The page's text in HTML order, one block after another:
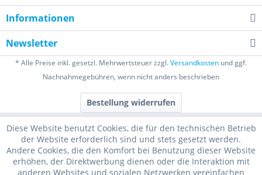
Informationen
Newsletter
* Alle Preise inkl. gesetzl. Mehrwertsteuer zzgl.Versandkosten und ggf.
Nachnahmegebühren, wenn nicht anders beschrieben
Bestellung widerrufen
Diese Website benutzt Cookies, die für den technischen Betrieb
der Website erforderlich sind und stets gesetzt werden.
Andere Cookies, die den Komfort bei Benutzung dieser Website
erhöhen, der Direktwerbung dienen oder die Interaktion mit
anderen Websites und sozialen Netzwerken vereinfachen